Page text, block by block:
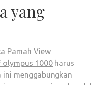
yang
Pamah View
olympus 1000 harus
ini menggabungkan